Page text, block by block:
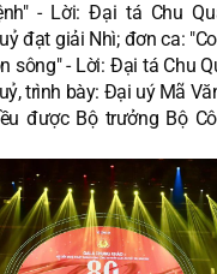
- Lời: Đại tá Chu
đạt giải Nhì; đơn ca:
sông" - Lời: Đại tá Chu
trình bày: Đại uý Mã
được Bộ trưởng Bộ